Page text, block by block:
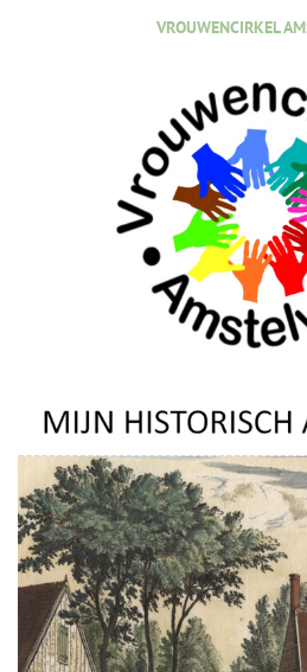
VROUWENCIRKEL